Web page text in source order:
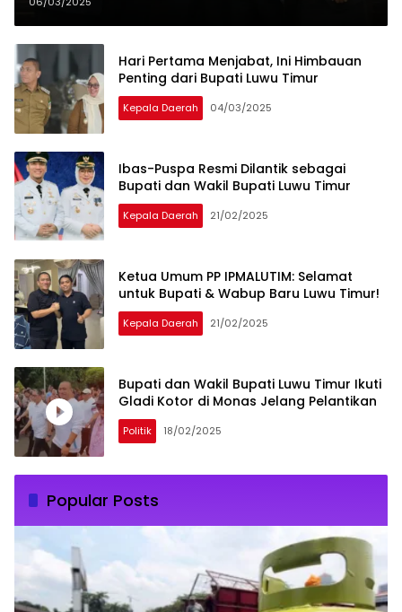
Hari Pertama Menjabat, Ini Himbauan
Penting dari Bupati Luwu Timur
Kepala Daerah 04/03/2025
Ibas-Puspa Resmi Dilantik sebagai
Bupati dan Wakil Bupati Luwu Timur
Kepala Daerah 21/02/2025
Ketua Umum PP IPMALUTIM: Selamat
untuk Bupati & Wabup Baru Luwu Timur!
Kepala Daerah 21/02/2025
Bupati dan Wakil Bupati Luwu Timur Ikuti
Gladi Kotor di Monas Jelang Pelantikan
Politik 18/02/2025
Popular Posts